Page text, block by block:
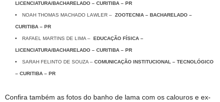
LICENCIATURA/BACHARELADO – CURITIBA – PR
NOAH THOMAS MACHADO LAWLER – ZOOTECNIA – BACHARELADO –
CURITIBA – PR
RAFAEL MARTINS DE LIMA – EDUCAÇÃO FÍSICA –
LICENCIATURA/BACHARELADO – CURITIBA – PR
SARAH FELINTO DE SOUZA – COMUNICAÇÃO INSTITUCIONAL – TECNOLÓGICO
– CURITIBA – PR
Confira também as fotos do banho de lama com os calouros e ex-